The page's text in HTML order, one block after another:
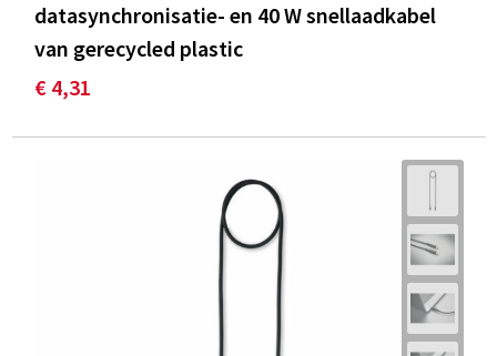
datasynchronisatie- en 40 W snellaadkabel
van gerecycled plastic
€ 4,31